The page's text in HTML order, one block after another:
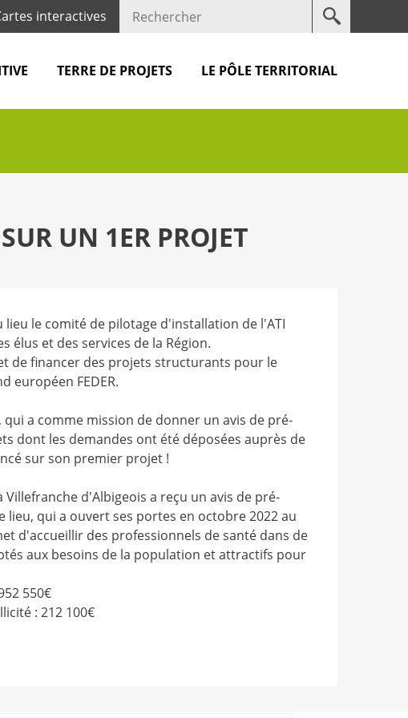
Votre
interactives
TERRE DE PROJETS LE PÔLE TERRITORIAL
UN 1ER PROJET
lieu le comité de pilotage d'installation de l'ATI
élus et des services de la Région.
de financer des projets structurants pour le
européen FEDER.
qui a comme mission de donner un avis de pré-
dont les demandes ont été déposées auprès de
sur son premier projet !
Villefranche d'Albigeois a reçu un avis de pré-
lieu, qui a ouvert ses portes en octobre 2022 au
d'accueillir des professionnels de santé dans de
aux besoins de la population et attractifs pour
550€
: 212 100€